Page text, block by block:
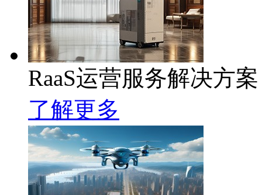
RaaS运营服务解决方案
了解更多